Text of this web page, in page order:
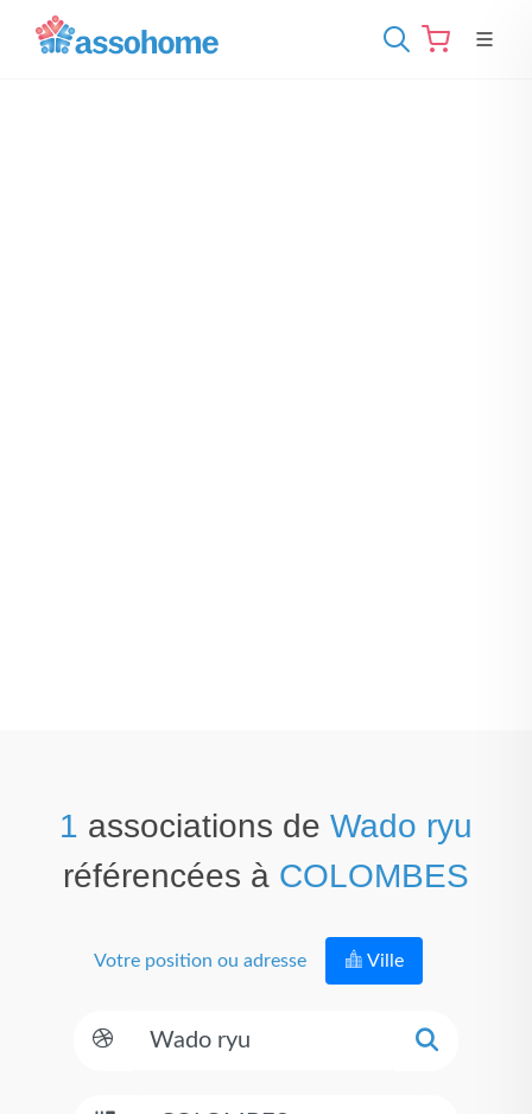
1 associations de Wado ryu
référencées à COLOMBES
Votre position ou adresse Ville